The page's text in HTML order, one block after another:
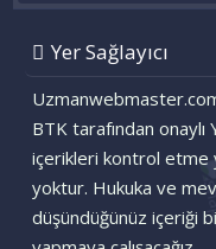
Yer Sağlayıcı
BTK tarafından onaylı
içerikleri kontrol etme
yoktur. Hukuka ve
düşündüğünüz içeriği